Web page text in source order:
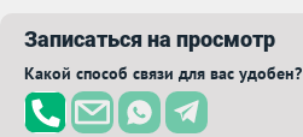
Записаться на просмотр
Какой способ связи для вас удобен?